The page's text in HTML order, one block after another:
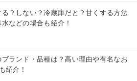
？しない？冷蔵庫だと？甘くする方法
などの場合も紹介！
ランド・品種は？高い理由や有名なお
紹介！